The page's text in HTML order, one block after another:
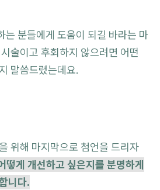
는 분들에게 도움이 되길 바라는 마
술이고 후회하지 않으려면 어떤
말씀드렸는데요.
위해 마지막으로 첨언을 드리자
떻게 개선하고 싶은지를 분명하게
니다.